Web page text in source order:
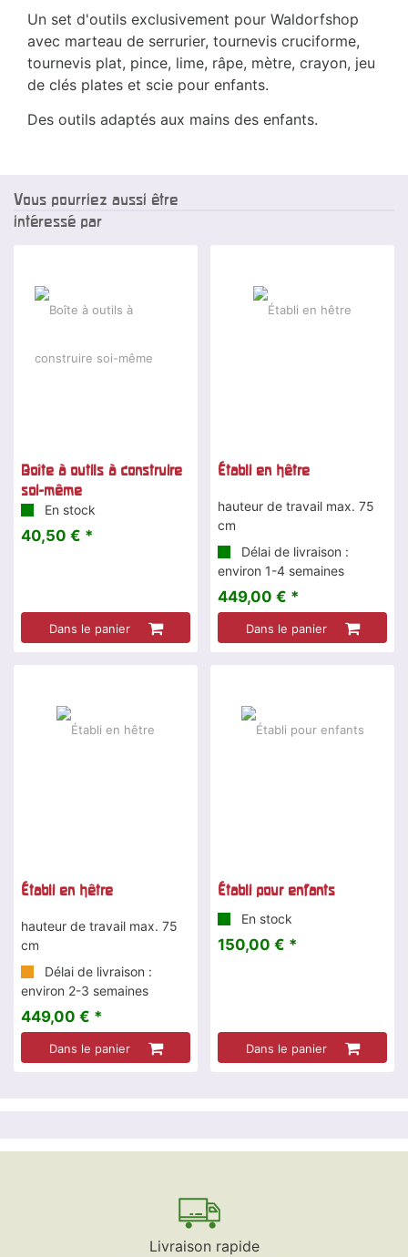
Un set d'outils exclusivement pour Waldorfshop
avec marteau de serrurier, tournevis cruciforme,
tournevis plat, pince, lime, râpe, mètre, crayon, jeu
de clés plates et scie pour enfants.
Des outils adaptés aux mains des enfants.
Vous pourriez aussi être
intéressé par
Boîte à outils à construire
soi-même
En stock
40,50 € *
Dans le panier
Établi en hêtre
hauteur de travail max. 75
cm
Délai de livraison :
environ 1-4 semaines
449,00 € *
Dans le panier
Établi en hêtre
hauteur de travail max. 75
cm
Délai de livraison :
environ 2-3 semaines
449,00 € *
Dans le panier
Établi pour enfants
En stock
150,00 € *
Dans le panier
Livraison rapide